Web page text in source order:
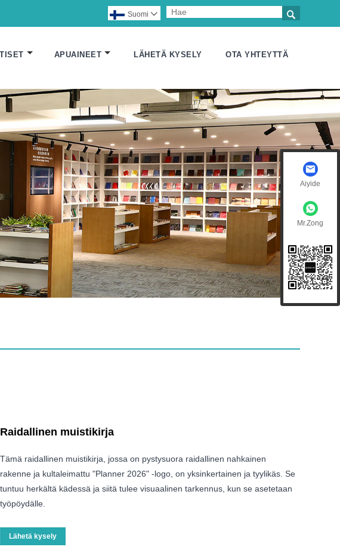

Suomi 
APUAINEET LÄHETÄ KYSELY OTA YHTEYTTÄ
Raidallinen muistikirja
Tämä raidallinen muistikirja, jossa on pystysuora raidallinen nahkainen
rakenne ja kultaleimattu "Planner 2026" -logo, on yksinkertainen ja tyylikäs. Se
tuntuu herkältä kädessä ja siitä tulee visuaalinen tarkennus, kun se asetetaan
työpöydälle.
Lähetä kysely
Aiyide
Mr.Zong